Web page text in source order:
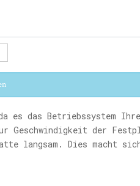
das Betriebssystem
Geschwindigkeit der
langsam. Dies macht